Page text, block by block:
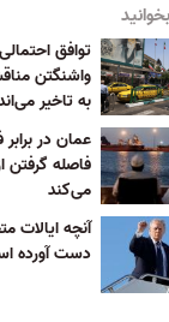
توافق
واشنگتن
به تاخیر
عمان در برابر
فاصله گرفتن
می‌کند
آنچه ایالات
دست آورده